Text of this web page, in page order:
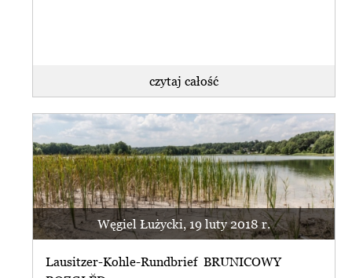
czytaj całość
Węgiel Łużycki, 19 luty 2018 r.
Lausitzer-Kohle-Rundbrief BRUNICOWY